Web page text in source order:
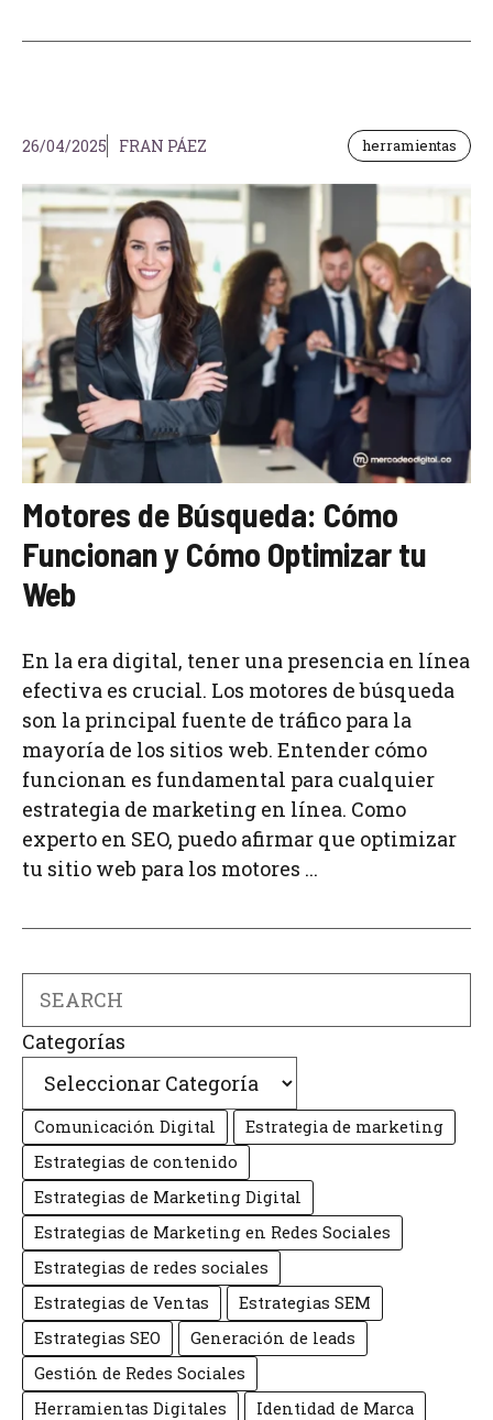
26/04/2025 FRAN PÁEZ herramientas
Motores de Búsqueda: Cómo
Funcionan y Cómo Optimizar tu
Web
En la era digital, tener una presencia en línea
efectiva es crucial. Los motores de búsqueda
son la principal fuente de tráfico para la
mayoría de los sitios web. Entender cómo
funcionan es fundamental para cualquier
estrategia de marketing en línea. Como
experto en SEO, puedo afirmar que optimizar
tu sitio web para los motores ...
Search
Categorías
Comunicación Digital
Estrategia de marketing
Estrategias de contenido
Estrategias de Marketing Digital
Estrategias de Marketing en Redes Sociales
Estrategias de redes sociales
Estrategias de Ventas
Estrategias SEM
Estrategias SEO
Generación de leads
Gestión de Redes Sociales
Herramientas Digitales
Identidad de Marca